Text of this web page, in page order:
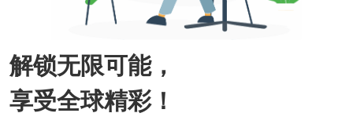
解锁无限可能，
享受全球精彩！